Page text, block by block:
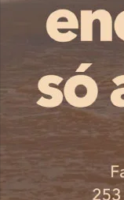
Fase Final da
se apresentou na
pelo
orgulho”.
vimaranense,
ambiente na